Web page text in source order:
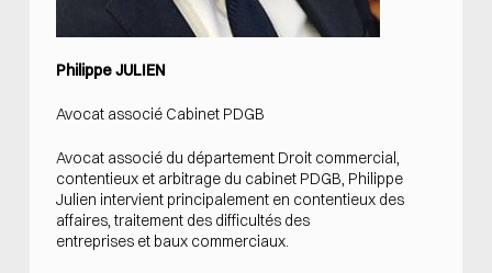
Philippe JULIEN
Avocat associé Cabinet PDGB
Avocat associé du département Droit commercial,
contentieux et arbitrage du cabinet PDGB, Philippe
Julien intervient principalement en contentieux des
affaires, traitement des difficultés des
entreprises et baux commerciaux.